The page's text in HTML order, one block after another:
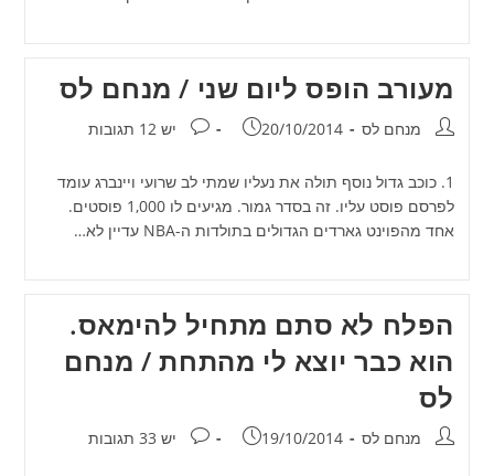
מעורב הופס ליום שני / מנחם לס
מחבר:מנחם לס פורסם:
20/10/2014 תגובות:
יש 12 תגובות
1. כוכב גדול נוסף תולה את נעליו שמתי לב שרועי ויינברג עומד
לפרסם פוסט עליו. זה בסדר גמור. מגיעים לו 1,000 פוסטים.
אחד מהפוינט גארדים הגדולים בתולדות ה-NBA עדיין לא…
הפלח לא סתם מתחיל להימאס.
הוא כבר יוצא לי מהתחת / מנחם
לס
מחבר:מנחם לס פורסם:
19/10/2014 תגובות:
יש 33 תגובות